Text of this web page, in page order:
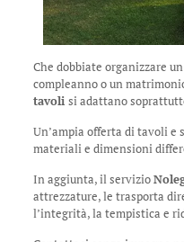
Che dobbiate organizzare
compleanno o un
tavoli si adattano
Un’ampia offerta di tavoli e
materiali e dimensioni
In aggiunta, il servizio
attrezzature, le trasporta
l’integrità, la tempistica e